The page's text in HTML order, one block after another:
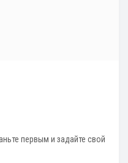
первым и задайте свой